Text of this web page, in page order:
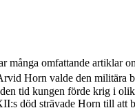
omfattande artiklar
Horn valde den militära
tid kungen förde krig i
död strävade Horn till att